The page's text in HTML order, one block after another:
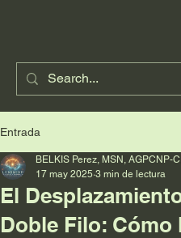
Entrada
El
Doble Filo: Cómo
BELKIS Perez, MSN, AGPCNP-
17 may 2025 3 min de lectura